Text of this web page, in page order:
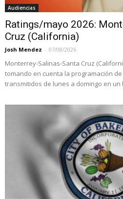
Audiencias
Ratings/mayo 2026:
Cruz (California)
Josh Mendez - 07/08/2026
Monterrey-Salinas-Santa Cruz
tomando en cuenta la programación
transmitidos de lunes a domingo en un